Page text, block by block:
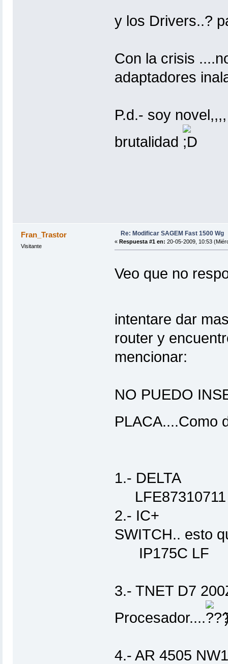
y los Drivers..?
Con la crisis
adaptadores
P.d.- soy
brutalidad
Fran_Trastor
Visitante
Re: Modificar SAGEM Fast 1500 Wg
« Respuesta #1 en: 20-05-2009, 10:53
Veo que no
intentare dar
router y
mencionar:
NO PUEDO
PLACA....Como
1.- DELTA
LFE87310711
2.- IC+
SWITCH.. esto
IP175C LF
3.- TNET D7
Procesador....
4.- AR 4505